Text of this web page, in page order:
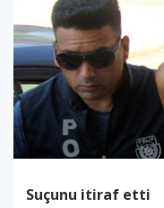
Suçunu itiraf etti